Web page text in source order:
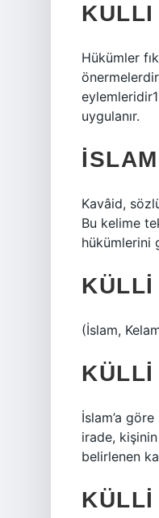
KULLI
Hükümler
uygulanır.
Kavâid,
Bu kelime
hükümlerini
KÜLLI
(İslam,
KÜLLI
İslam’a
irade,
belirlenen
KÜLLI